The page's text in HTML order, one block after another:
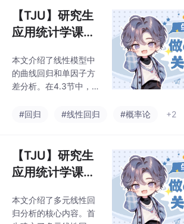
余和部分理解的问题，
而LVAgent通过多智能
体动态协作实现了更全
该框架包含四个核心步
骤：智能体预选(Selecti
on)组建最优团队，三阶
索关键片段，智能体协
【TJU】研究生
应用统计学课程
第四章 线性模型
（4.3 可化为线
归、4.4 单因子
本文介绍了线性模型中
的曲线回归和单因子方
差分析。在4.3节中，详
性回归的非线性模型
法，并通过鱼类生长数
据和合金钢膨胀系数两
个实例演示了转换过
方差分析的基本概念，
包括指标、因子、水平
#回归 #线性回归 #概率论 +2
【TJU】研究生
应用统计学课程
第四章 线性模型
本文介绍了多元线性回
归分析的核心内容。首